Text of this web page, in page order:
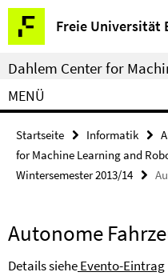
Springe
direkt
zu
Inhalt
Freie Universität
Service-
Navigation
Dahlem Center for
MENÜ
Startseite Informatik
for Machine Learning and
Wintersemester 2013/14
Autonome
Details sieheEvento-Eintrag